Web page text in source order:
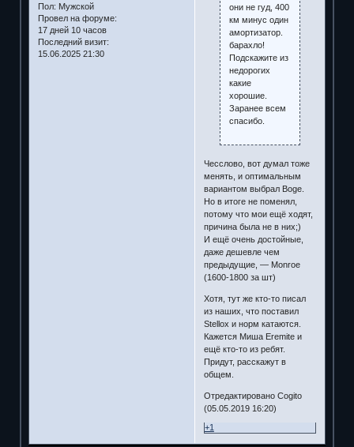
Пол: Мужской
Провел на форуме:
17 дней 10 часов
Последний визит:
15.06.2025 21:30
они не гуд, 400
км минус один
амортизатор.
барахло!
Подскажите из
недорогих
какие
хорошие.
Заранее всем
спасибо.
Чесслово, вот думал тоже
менять, и оптимальным
вариантом выбрал Boge.
Но в итоге не поменял,
потому что мои ещё ходят,
причина была не в них;)
И ещё очень достойные,
даже дешевле чем
предыдущие, — Monroe
(1600-1800 за шт)
Хотя, тут же кто-то писал
из наших, что поставил
Stellox и норм катаются.
Кажется Миша Eremite и
ещё кто-то из ребят.
Придут, расскажут в
общем.
Отредактировано Cogito
(05.05.2019 16:20)
+1